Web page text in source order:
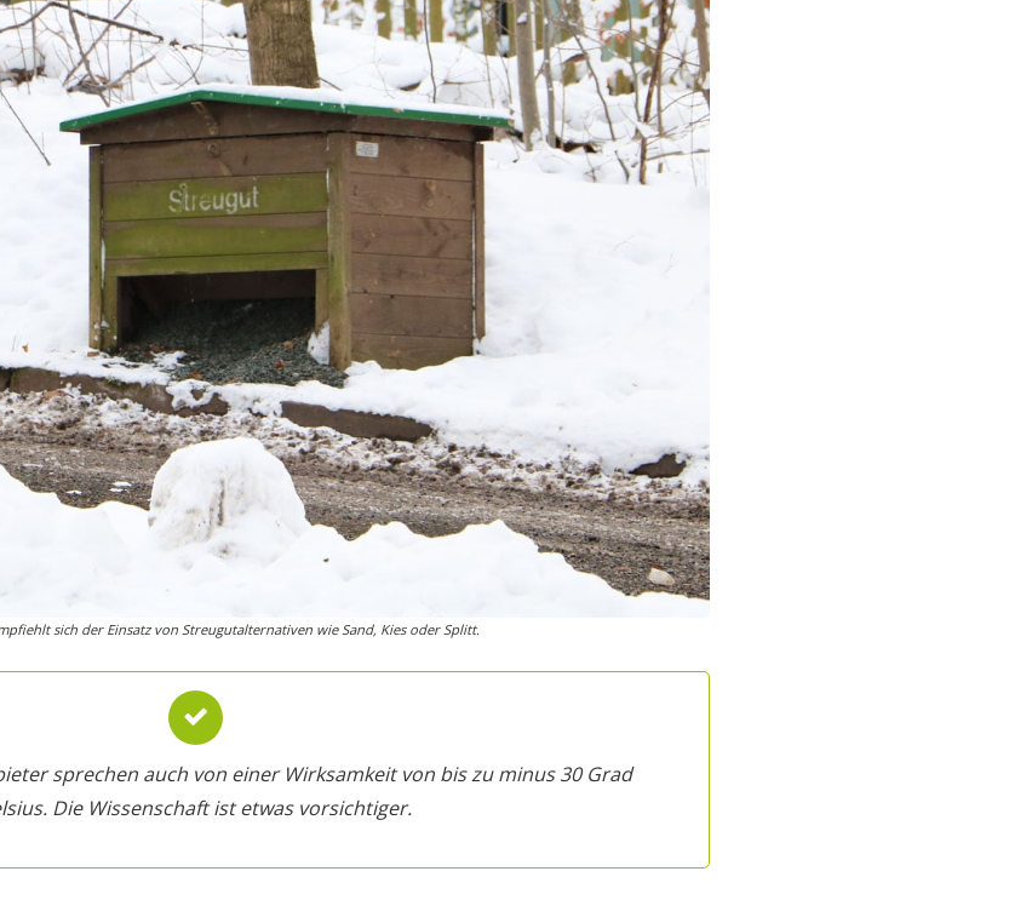
sich der Einsatz von Streugutalternativen wie Sand, Kies oder Splitt.
sprechen auch von einer Wirksamkeit von bis zu minus 30 Grad
Die Wissenschaft ist etwas vorsichtiger.